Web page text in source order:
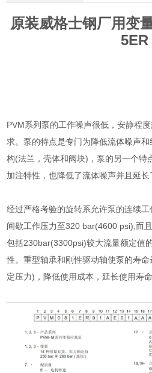
原装威格士钢厂用变
5ER
PVM系列泵的工作噪声很低，安静程
求。泵的特点是专门为降低流体噪声
构(法兰，壳体和阀块)，泵的另一个特
加注特性，也降低了流体噪声并且延长
经过严格考验的旋转系允许泵的连续
间歇工作压力至320 bar(4600 psi),而
包括230bar(3300psi)较大流量额定值
性。重型轴承和刚性驱动轴使泵的寿
定压力)，降低使用成本，延长使用寿命